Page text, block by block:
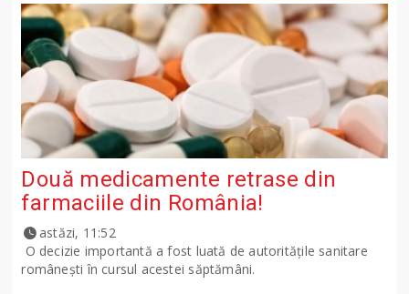
Două medicamente retrase din
farmaciile din România!
astăzi, 11:52
O decizie importantă a fost luată de autoritățile sanitare
românești în cursul acestei săptămâni.